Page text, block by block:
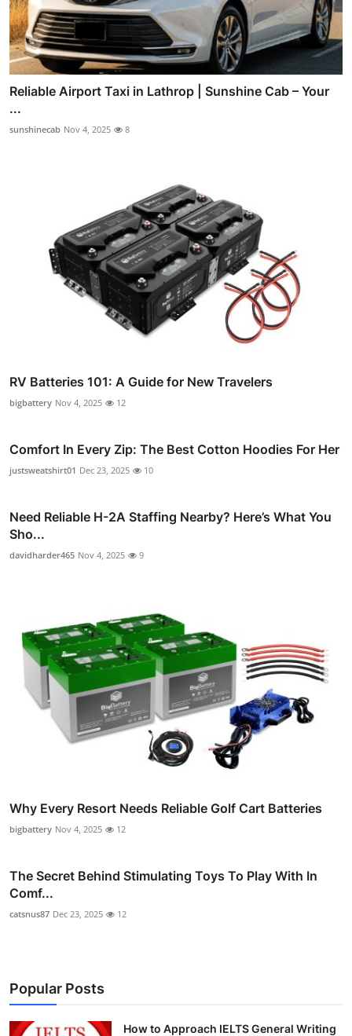
Reliable Airport Taxi in Lathrop | Sunshine Cab – Your
...
sunshinecab Nov 4, 2025 8
RV Batteries 101: A Guide for New Travelers
bigbattery Nov 4, 2025 12
Comfort In Every Zip: The Best Cotton Hoodies For Her
justsweatshirt01 Dec 23, 2025 10
Need Reliable H-2A Staffing Nearby? Here’s What You
Sho...
davidharder465 Nov 4, 2025 9
Why Every Resort Needs Reliable Golf Cart Batteries
bigbattery Nov 4, 2025 12
The Secret Behind Stimulating Toys To Play With In
Comf...
catsnus87 Dec 23, 2025 12
Popular Posts
How to Approach IELTS General Writing